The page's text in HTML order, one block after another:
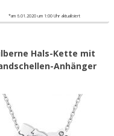
*am 6.01.2020 um 1:00 Uhr aktualisiert
Hals-Kette mit
Anhänger